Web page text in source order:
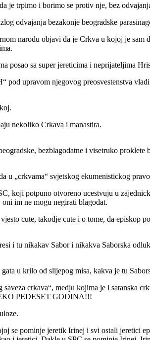
je trpimo i borimo se protiv nje, bez
odvajanja bezakonje beogradske
narodu objavi da je Crkva u kojoj je sam
posao sa super jereticima i neprijateljima
pod upravom njegovog preosvestenstva
nekoliko Crkava i manastira.
bezblagodatne i visetruko proklete
„crkvama“ svjetskog ekumenistickog
koji potpuno otvoreno ucestvuju u
im ne mogu negirati blagodat.
cute, takodje cute i o tome, da episkop
i tu nikakav Sabor i nikakva Saborska
u krilo od slijepog misa, kakva je tu
crkava“, medju kojima je i satanska
PEDESET GODINA!!!
se pominje jeretik Irinej i svi ostali jeretici